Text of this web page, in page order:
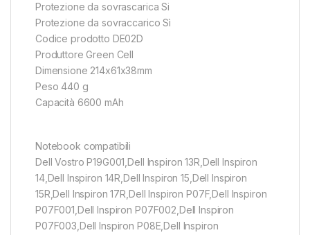
Protezione da sovrascarica Si
Protezione da sovraccarico Sì
Codice prodotto DE02D
Produttore Green Cell
Dimensione 214x61x38mm
Peso 440 g
Capacità 6600 mAh
Notebook compatibili
Dell Vostro P19G001,Dell Inspiron 13R,Dell Inspiron
14,Dell Inspiron 14R,Dell Inspiron 15,Dell Inspiron
15R,Dell Inspiron 17R,Dell Inspiron P07F,Dell Inspiron
P07F001,Dell Inspiron P07F002,Dell Inspiron
P07F003,Dell Inspiron P08E,Dell Inspiron